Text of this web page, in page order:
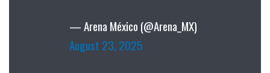
— Arena México (@Arena_MX)
August 23, 2025